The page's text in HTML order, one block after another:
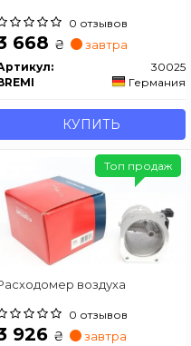
0 отзывов
668 ₴ завтра
30025
Германия
КУПИТЬ
воздуха
0 отзывов
926 ₴ завтра
Топ продаж